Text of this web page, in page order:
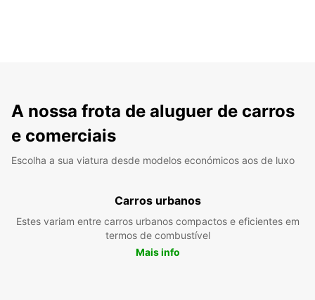
A nossa frota de aluguer de carros
e comerciais
Escolha a sua viatura desde modelos económicos aos de luxo
Carros urbanos
Estes variam entre carros urbanos compactos e eficientes em
termos de combustível
Mais info